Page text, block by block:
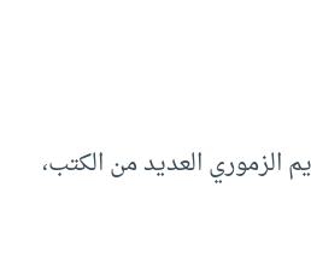
الزموري العديد من الكتب،